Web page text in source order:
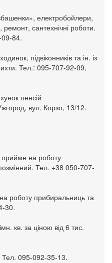
електробойлери,
ремонт, сантехнічні роботи.
84.
підвіконників та ін. із
Тел.: 095-707-92-09,
пенсій
вул. Корзо, 13/12.
прийме на роботу
Тел. +38 050-707-
роботу прибиральниць та
30.
кв. за ціною від 6 тис.
Тел. 095-092-35-13.